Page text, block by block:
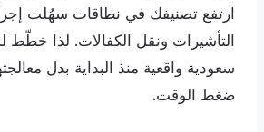
ارتفع تصنيفك في نطاقات سهُلت
التأشيرات ونقل الكفالات. لذا
سعودية واقعية منذ البداية بدل
ضغط الوقت.